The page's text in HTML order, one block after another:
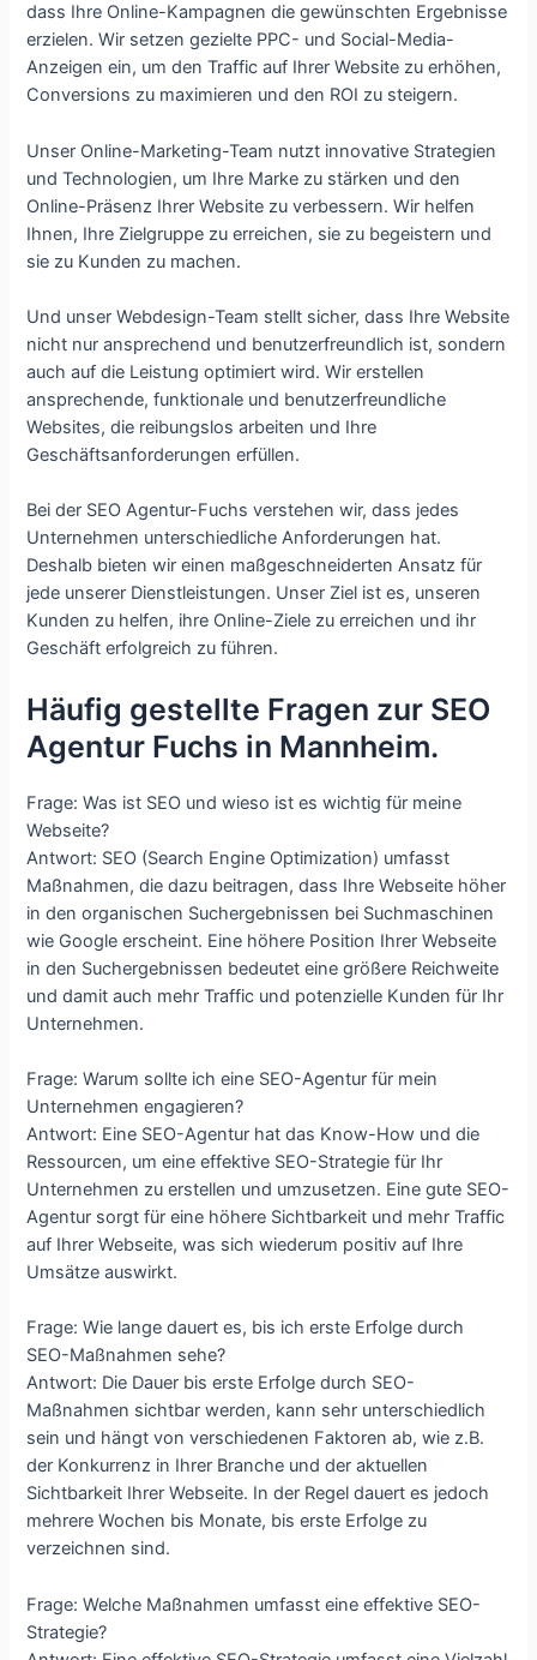
dass Ihre Online-Kampagnen die gewünschten Ergebnisse
erzielen. Wir setzen gezielte PPC- und Social-Media-
Anzeigen ein, um den Traffic auf Ihrer Website zu erhöhen,
Conversions zu maximieren und den ROI zu steigern.
Unser Online-Marketing-Team nutzt innovative Strategien
und Technologien, um Ihre Marke zu stärken und den
Online-Präsenz Ihrer Website zu verbessern. Wir helfen
Ihnen, Ihre Zielgruppe zu erreichen, sie zu begeistern und
sie zu Kunden zu machen.
Und unser Webdesign-Team stellt sicher, dass Ihre Website
nicht nur ansprechend und benutzerfreundlich ist, sondern
auch auf die Leistung optimiert wird. Wir erstellen
ansprechende, funktionale und benutzerfreundliche
Websites, die reibungslos arbeiten und Ihre
Geschäftsanforderungen erfüllen.
Bei der SEO Agentur-Fuchs verstehen wir, dass jedes
Unternehmen unterschiedliche Anforderungen hat.
Deshalb bieten wir einen maßgeschneiderten Ansatz für
jede unserer Dienstleistungen. Unser Ziel ist es, unseren
Kunden zu helfen, ihre Online-Ziele zu erreichen und ihr
Geschäft erfolgreich zu führen.
Häufig gestellte Fragen zur SEO
Agentur Fuchs in Mannheim.
Frage: Was ist SEO und wieso ist es wichtig für meine
Webseite?
Antwort: SEO (Search Engine Optimization) umfasst
Maßnahmen, die dazu beitragen, dass Ihre Webseite höher
in den organischen Suchergebnissen bei Suchmaschinen
wie Google erscheint. Eine höhere Position Ihrer Webseite
in den Suchergebnissen bedeutet eine größere Reichweite
und damit auch mehr Traffic und potenzielle Kunden für Ihr
Unternehmen.
Frage: Warum sollte ich eine SEO-Agentur für mein
Unternehmen engagieren?
Antwort: Eine SEO-Agentur hat das Know-How und die
Ressourcen, um eine effektive SEO-Strategie für Ihr
Unternehmen zu erstellen und umzusetzen. Eine gute SEO-
Agentur sorgt für eine höhere Sichtbarkeit und mehr Traffic
auf Ihrer Webseite, was sich wiederum positiv auf Ihre
Umsätze auswirkt.
Frage: Wie lange dauert es, bis ich erste Erfolge durch
SEO-Maßnahmen sehe?
Antwort: Die Dauer bis erste Erfolge durch SEO-
Maßnahmen sichtbar werden, kann sehr unterschiedlich
sein und hängt von verschiedenen Faktoren ab, wie z.B.
der Konkurrenz in Ihrer Branche und der aktuellen
Sichtbarkeit Ihrer Webseite. In der Regel dauert es jedoch
mehrere Wochen bis Monate, bis erste Erfolge zu
verzeichnen sind.
Frage: Welche Maßnahmen umfasst eine effektive SEO-
Strategie?